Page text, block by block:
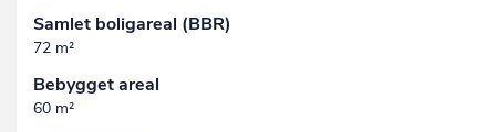
Samlet boligareal (BBR)
72 m²
Bebygget areal
60 m²